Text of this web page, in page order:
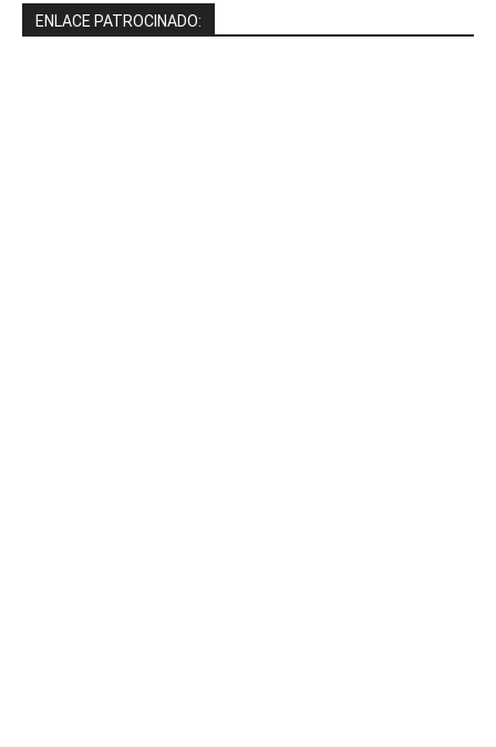
ENLACE PATROCINADO: